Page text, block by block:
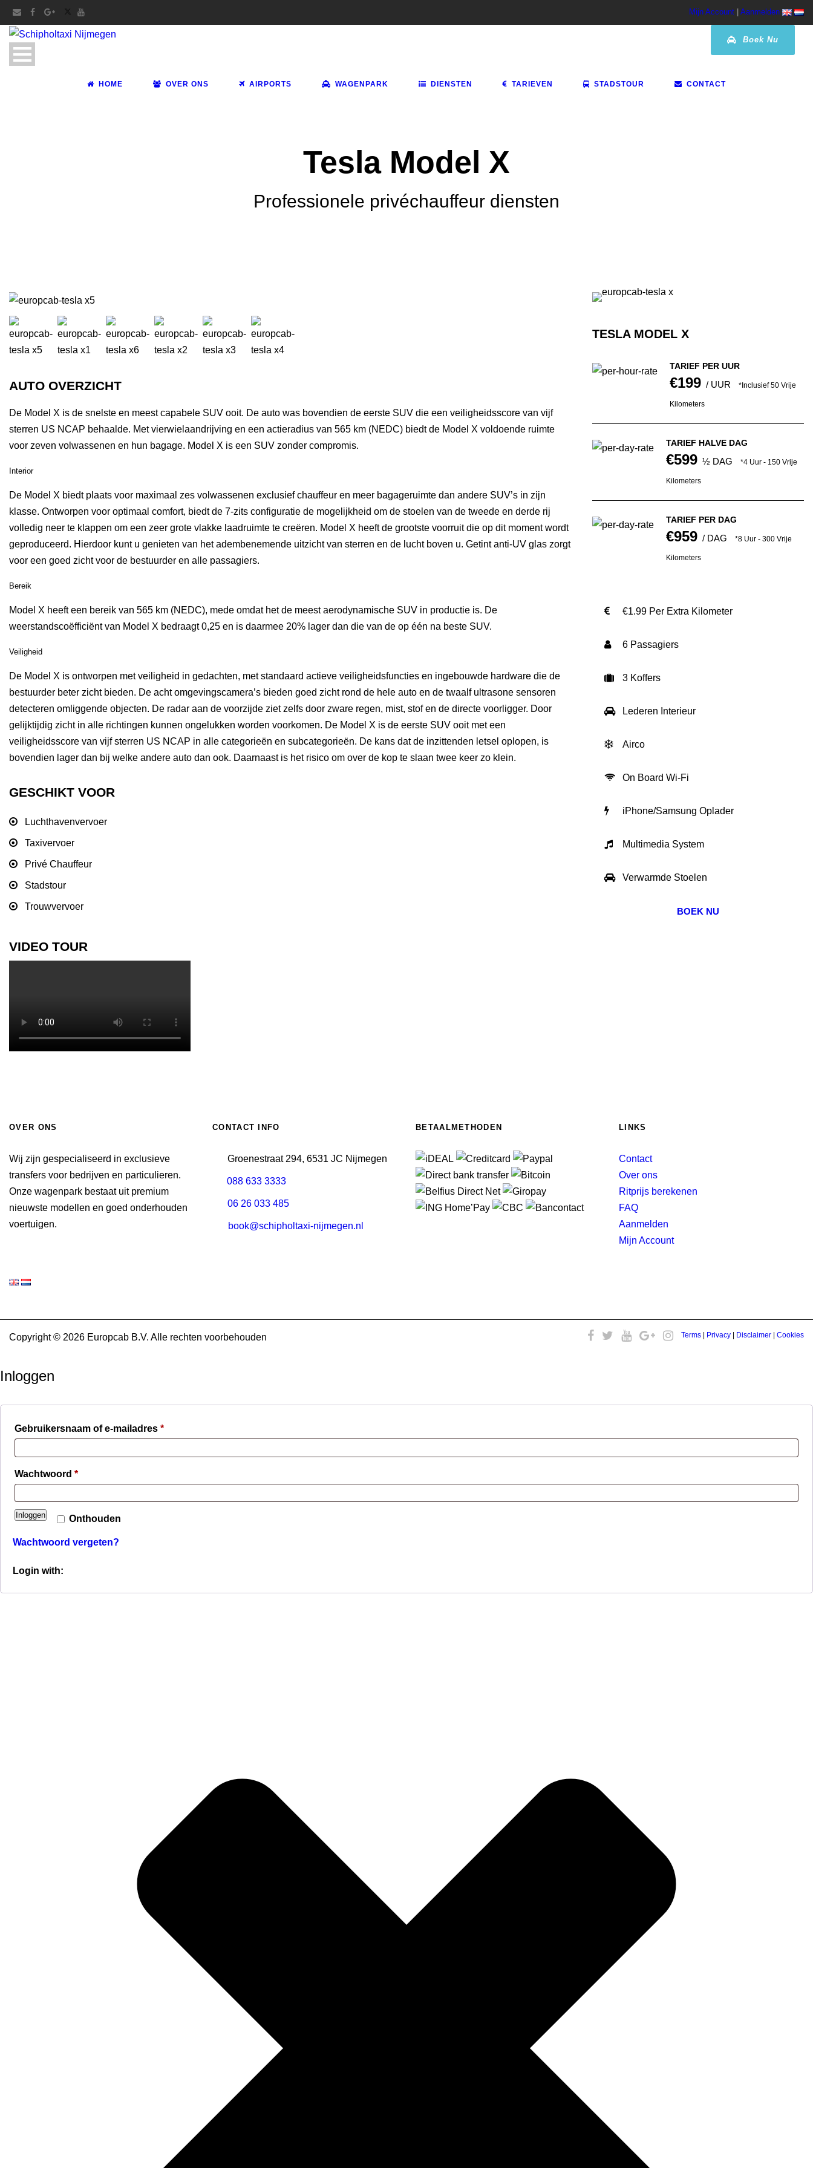
Mijn Account Aanmelden
Boek Nu
HOME OVER ONS AIRPORTS WAGENPARK DIENSTEN TARIEVEN STADSTOUR CONTACT
Tesla Model X
Professionele privéchauffeur diensten
TESLA MODEL X
TARIEF PER UUR
€199 / UUR *Inclusief 50 Vrije
Kilometers
TARIEF HALVE DAG
€599 ½ DAG *4 Uur - 150 Vrije
Kilometers
TARIEF PER DAG
€959 / DAG *8 Uur - 300 Vrije
Kilometers
€1.99 Per Extra Kilometer
6 Passagiers
3 Koffers
Lederen Interieur
Airco
On Board Wi-Fi
iPhone/Samsung Oplader
Multimedia System
Verwarmde Stoelen
BOEK NU
AUTO OVERZICHT
De Model X is de snelste en meest capabele SUV ooit. De auto was bovendien de eerste SUV die een veiligheidsscore van vijf
sterren US NCAP behaalde. Met vierwielaandrijving en een actieradius van 565 km (NEDC) biedt de Model X voldoende ruimte
voor zeven volwassenen en hun bagage. Model X is een SUV zonder compromis.
Interior
De Model X biedt plaats voor maximaal zes volwassenen exclusief chauffeur en meer bagageruimte dan andere SUV’s in zijn
klasse. Ontworpen voor optimaal comfort, biedt de 7-zits configuratie de mogelijkheid om de stoelen van de tweede en derde rij
volledig neer te klappen om een zeer grote vlakke laadruimte te creëren. Model X heeft de grootste voorruit die op dit moment wordt
geproduceerd. Hierdoor kunt u genieten van het adembenemende uitzicht van sterren en de lucht boven u. Getint anti-UV glas zorgt
voor een goed zicht voor de bestuurder en alle passagiers.
Bereik
Model X heeft een bereik van 565 km (NEDC), mede omdat het de meest aerodynamische SUV in productie is. De
weerstandscoëfficiënt van Model X bedraagt 0,25 en is daarmee 20% lager dan die van de op één na beste SUV.
Veiligheid
De Model X is ontworpen met veiligheid in gedachten, met standaard actieve veiligheidsfuncties en ingebouwde hardware die de
bestuurder beter zicht bieden. De acht omgevingscamera’s bieden goed zicht rond de hele auto en de twaalf ultrasone sensoren
detecteren omliggende objecten. De radar aan de voorzijde ziet zelfs door zware regen, mist, stof en de directe voorligger. Door
gelijktijdig zicht in alle richtingen kunnen ongelukken worden voorkomen. De Model X is de eerste SUV ooit met een
veiligheidsscore van vijf sterren US NCAP in alle categorieën en subcategorieën. De kans dat de inzittenden letsel oplopen, is
bovendien lager dan bij welke andere auto dan ook. Daarnaast is het risico om over de kop te slaan twee keer zo klein.
GESCHIKT VOOR
Luchthavenvervoer
Taxivervoer
Privé Chauffeur
Stadstour
Trouwvervoer
VIDEO TOUR
OVER ONS
Wij zijn gespecialiseerd in exclusieve
transfers voor bedrijven en particulieren.
Onze wagenpark bestaat uit premium
nieuwste modellen en goed onderhouden
voertuigen.
CONTACT INFO
Groenestraat 294, 6531 JC Nijmegen
088 633 3333
06 26 033 485
book@schipholtaxi-nijmegen.nl
BETAALMETHODEN LINKS
Contact
Over ons
Ritprijs berekenen
FAQ
Aanmelden
Mijn Account
Copyright © 2026 Europcab B.V. Alle rechten voorbehouden Terms Privacy Disclaimer Cookies
Inloggen
Gebruikersnaam of e-mailadres *Verplicht
Wachtwoord *Verplicht
Onthouden
Inloggen
Wachtwoord vergeten?
Login with: